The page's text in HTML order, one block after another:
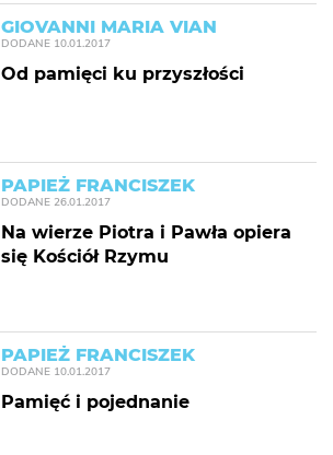
GIOVANNI MARIA VIAN
DODANE 10.01.2017
Od pamięci ku przyszłości
PAPIEŻ FRANCISZEK
DODANE 26.01.2017
Na wierze Piotra i Pawła opiera
się Kościół Rzymu
PAPIEŻ FRANCISZEK
DODANE 10.01.2017
Pamięć i pojednanie